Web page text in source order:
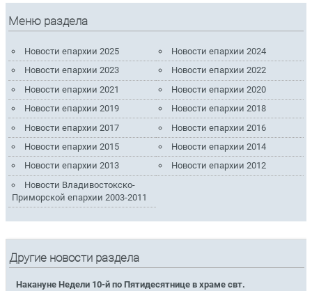
Меню раздела
Новости епархии 2025
Новости епархии 2024
Новости епархии 2023
Новости епархии 2022
Новости епархии 2021
Новости епархии 2020
Новости епархии 2019
Новости епархии 2018
Новости епархии 2017
Новости епархии 2016
Новости епархии 2015
Новости епархии 2014
Новости епархии 2013
Новости епархии 2012
Новости Владивостокско-
Приморской епархии 2003-2011
Другие новости раздела
Накануне Недели 10-й по Пятидесятнице в храме свт.